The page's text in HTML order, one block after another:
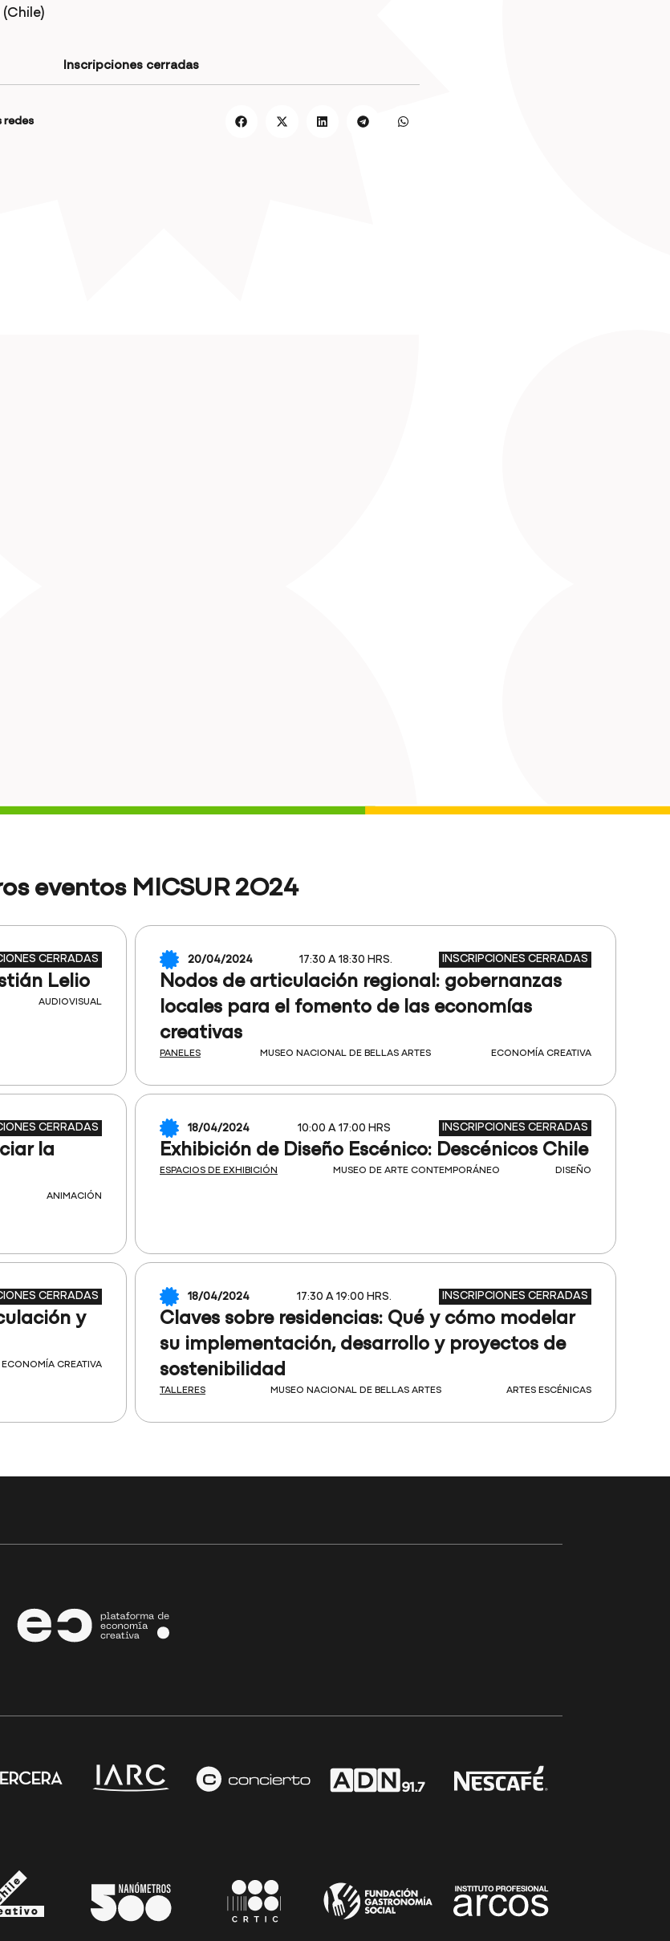
Inscripciones cerradas
redes
eventos MICSUR 2O24
CERRADAS
Lelio
AUDIOVISUAL
20/04/2024 17:30 A 18:30 HRS. INSCRIPCIONES CERRADAS
Nodos de articulación regional: gobernanzas
locales para el fomento de las economías
creativas
PANELES MUSEO NACIONAL DE BELLAS ARTES ECONOMÍA CREATIVA
CERRADAS
la
ANIMACIÓN
18/04/2024 10:00 A 17:00 HRS INSCRIPCIONES CERRADAS
Exhibición de Diseño Escénico: Descénicos Chile
ESPACIOS DE EXHIBICIÓN MUSEO DE ARTE CONTEMPORÁNEO DISEÑO
CERRADAS
y
ECONOMÍA CREATIVA
18/04/2024 17:30 A 19:00 HRS. INSCRIPCIONES CERRADAS
Claves sobre residencias: Qué y cómo modelar
su implementación, desarrollo y proyectos de
sostenibilidad
TALLERES MUSEO NACIONAL DE BELLAS ARTES ARTES ESCÉNICAS